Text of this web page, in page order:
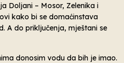
Doljani – Mosor, Zelenika i
kako bi se domaćinstava
A do priključenja, mještani se
donosim vodu da bih je imao.